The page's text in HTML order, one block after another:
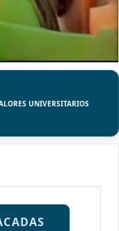
UNIVERSITARIOS